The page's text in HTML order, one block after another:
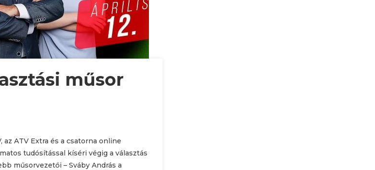
műsor
az ATV Extra és a csatorna online
tudósítással kíséri végig a választás
műsorvezetői – Sváby András a